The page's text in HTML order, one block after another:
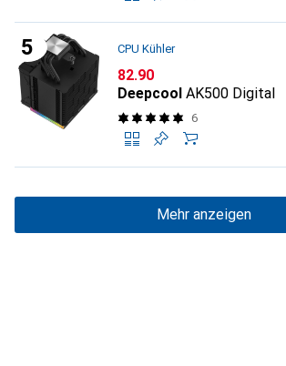
CPU Kühler
CHF
82.90
Deepcool AK500 Digital
6
Mehr anzeigen